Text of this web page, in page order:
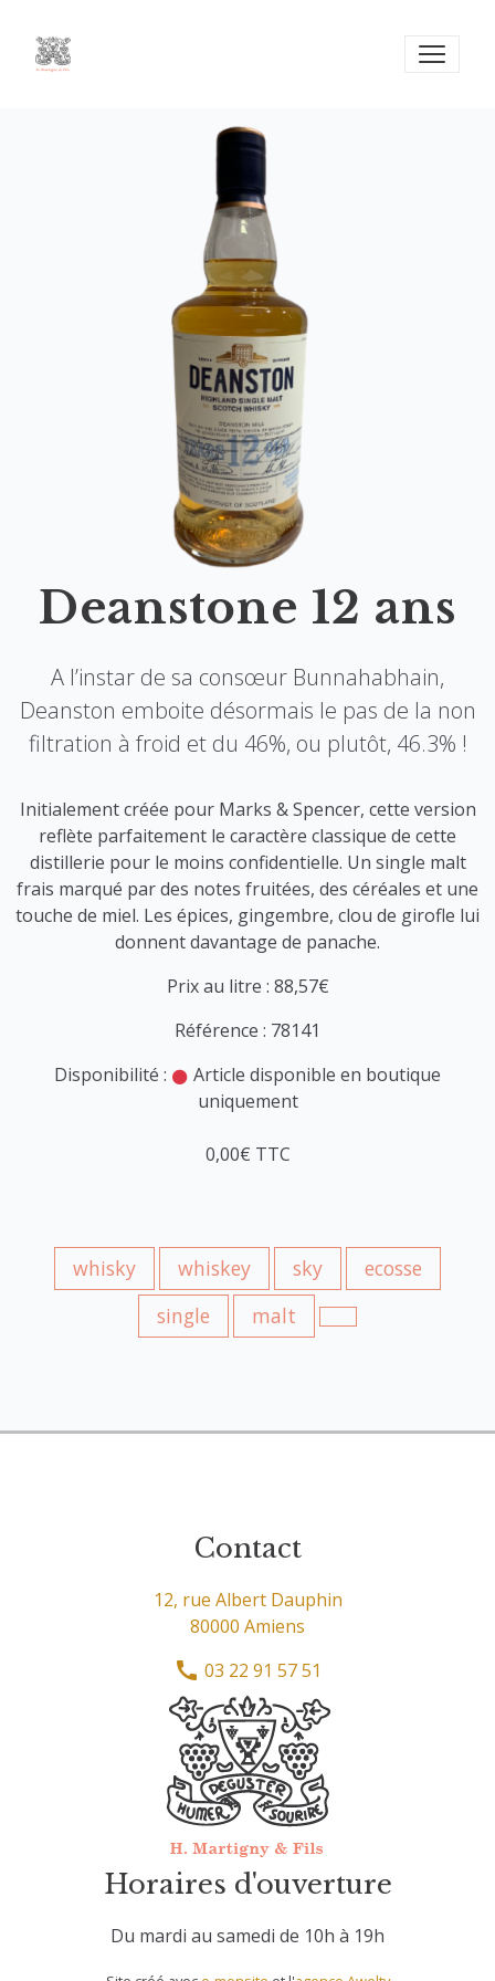
Deanstone 12 ans
A l’instar de sa consœur Bunnahabhain,
Deanston emboite désormais le pas de la non
filtration à froid et du 46%, ou plutôt, 46.3% !
Initialement créée pour Marks & Spencer, cette version
reflète parfaitement le caractère classique de cette
distillerie pour le moins confidentielle. Un single malt
frais marqué par des notes fruitées, des céréales et une
touche de miel. Les épices, gingembre, clou de girofle lui
donnent davantage de panache.
Prix au litre : 88,57€
Référence : 78141
Disponibilité :
Article disponible en boutique
uniquement
0,00€ TTC
whisky whiskey sky
ecosse
single
malt
Contact
12, rue Albert Dauphin
80000 Amiens
03 22 91 57 51
Horaires d'ouverture
Du mardi au samedi de 10h à 19h